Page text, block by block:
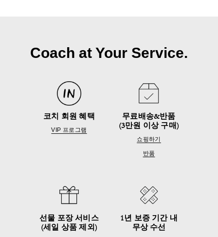
Coach at Your Service.
코치 회원 혜택
VIP 프로그램
무료배송&반품
(3만원 이상 구매)
쇼핑하기
반품
선물 포장 서비스
(세일 상품 제외)
1년 보증 기간 내
무상 수선